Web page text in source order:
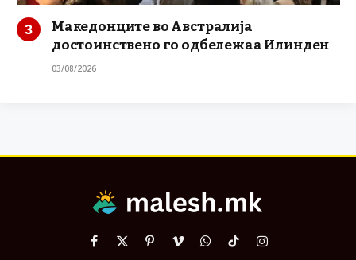
Македонците во Австралија
достоинствено го одбележаа Илинден
03/08/2026
Facebook
X
PinterestVimeoWhatsApp
TikTokInstagram